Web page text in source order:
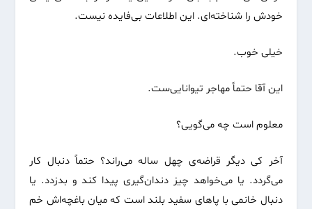
خودش را شناخته‌ای. این اطلاعات بی‌فایده نیست.
خیلی خوب.
این آقا حتماً مهاجر تیوانایی‌ست.
معلوم است چه می‌گویی؟
آخر کی دیگر قراضه‌ی چهل ساله می‌راند؟ حتماً دنبال کار
می‌گردد. یا می‌خواهد چیز دندان‌گیری پیدا کند و بدزدد. یا
دنبال خانمی با پاهای سفید بلند است که میان باغچه‌اش خم